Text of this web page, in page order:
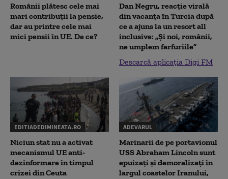
Românii plătesc cele mai
mari contribuții la pensie,
dar au printre cele mai
mici pensii în UE. De ce?
Dan Negru, reacție virală
din vacanța în Turcia după
ce a ajuns la un resort all
inclusive: „Și noi, românii,
ne umplem farfuriile”
Descarcă aplicația Digi FM
EDITIADEDIMINEATA.RO
Niciun stat nu a activat
mecanismul UE anti-
dezinformare în timpul
crizei din Ceuta
ADEVARUL
Marinarii de pe portavionul
USS Abraham Lincoln sunt
epuizați și demoralizați în
largul coastelor Iranului,